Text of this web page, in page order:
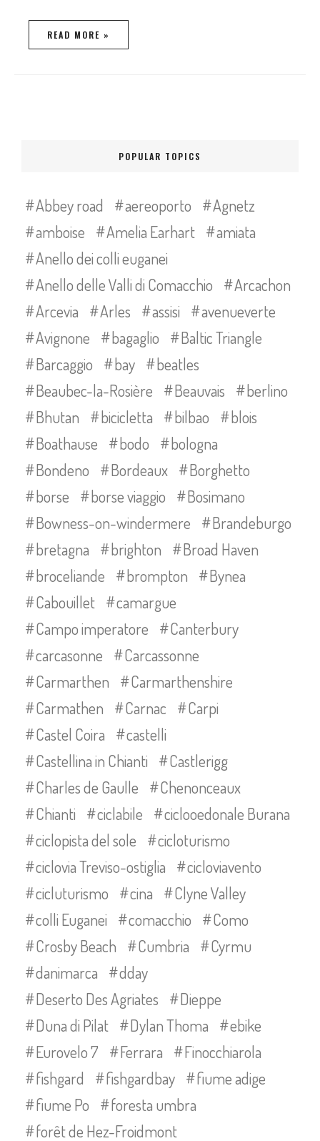
READ MORE »
POPULAR TOPICS
Abbey road aereoporto
Agnetz
amboise
Amelia Earhart
amiata
Anello dei colli euganei
Anello delle Valli di Comacchio
Arcachon
Arcevia
Arles assisi
avenueverte
Avignone
bagaglio
Baltic Triangle
Barcaggio
bay
beatles
Beaubec-la-Rosière
Beauvais
berlino
Bhutan
bicicletta bilbao
blois
Boathause
bodo
bologna
Bondeno
Bordeaux
Borghetto
borse
borse viaggio
Bosimano
Bowness-on-windermere
Brandeburgo
bretagna
brighton
Broad Haven
broceliande
brompton
Bynea
Cabouillet
camargue
Campo imperatore
Canterbury
carcasonne
Carcassonne
Carmarthen
Carmarthenshire
Carmathen
Carnac
Carpi
Castel Coira
castelli
Castellina in Chianti
Castlerigg
Charles de Gaulle
Chenonceaux
Chianti
ciclabile
ciclooedonale Burana
ciclopista del sole
cicloturismo
ciclovia Treviso-ostiglia
cicloviavento
cicluturismo
cina
Clyne Valley
colli Euganei
comacchio
Como
Crosby Beach
Cumbria
Cyrmu
danimarca
dday
Deserto Des Agriates
Dieppe
Duna di Pilat
Dylan Thoma
ebike
Eurovelo 7
Ferrara
Finocchiarola
fishgard
fishgardbay
fiume adige
fiume Po
foresta umbra
forêt de Hez-Froidmont